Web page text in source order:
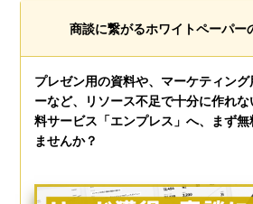
商談に繋がるホワイトペーパー
プレゼン用の資料や、マーケティン
ーなど、リソース不足で十分に作れ
料サービス「エンプレス」へ、まず
ませんか？